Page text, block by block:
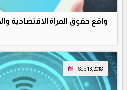
واقع حقوق المراة الاقتصادية
Sep 13, 2018